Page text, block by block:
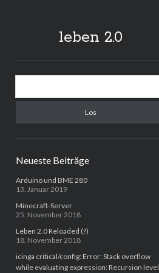
leben 2.0
Sidebar
Neueste Beiträge
Arduino und BME 280
13. Januar 2019
Minecraft-Server
25. November 2018
Leben 2.0 Reloaded (?)
18. November 2018
icinga critical/config: Error: Stack overflow
while evaluating expression: Recursion level